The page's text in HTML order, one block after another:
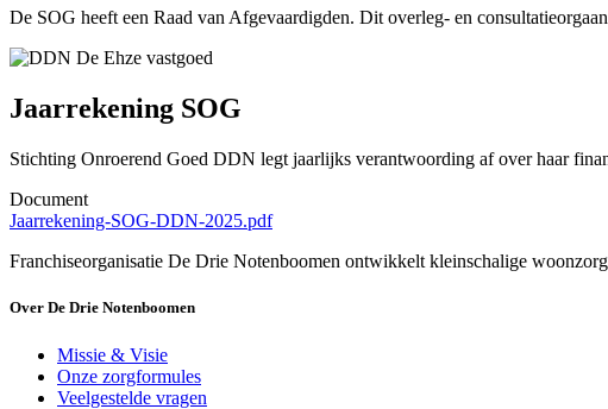
De SOG heeft een Raad van Afgevaardigden. Dit overleg- en
Jaarrekening SOG
Stichting Onroerend Goed DDN legt jaarlijks verantwoording af over haar
Document
Jaarrekening-SOG-DDN-2025.pdf
Franchiseorganisatie De Drie Notenboomen ontwikkelt kleinschalige
Over De Drie Notenboomen
Missie & Visie
Onze zorgformules
Veelgestelde vragen